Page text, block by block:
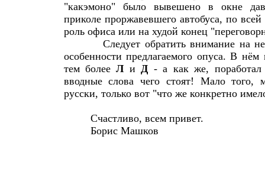
"какэмоно" было вывешено в окне
приколе проржавевшего автобуса, по
роль офиса или на худой конец
Следует обратить внимание на
особенности предлагаемого опуса. В
тем болееЛ иД - а как же,
вводные слова чего стоят! Мало того,
русски, только вот "что же конкретно
Счастливо, всем привет.
Борис Машков